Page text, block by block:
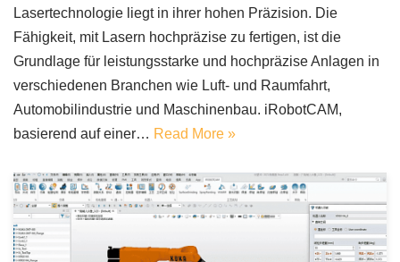
Lasertechnologie liegt in ihrer hohen Präzision. Die
Fähigkeit, mit Lasern hochpräzise zu fertigen, ist die
Grundlage für leistungsstarke und hochpräzise Anlagen in
verschiedenen Branchen wie Luft- und Raumfahrt,
Automobilindustrie und Maschinenbau. iRobotCAM,
basierend auf einer… Read More »